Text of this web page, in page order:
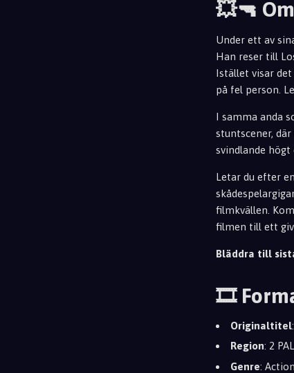
💥🔫
Under ett av
Han reser till
Istället visar
på fel person.
I samma anda
stuntscener,
svindlande
Letar du efter
filmkvällen.
filmen till ett
Bläddra till
🎞️
Originaltitel
Region: 2
Genre: Action